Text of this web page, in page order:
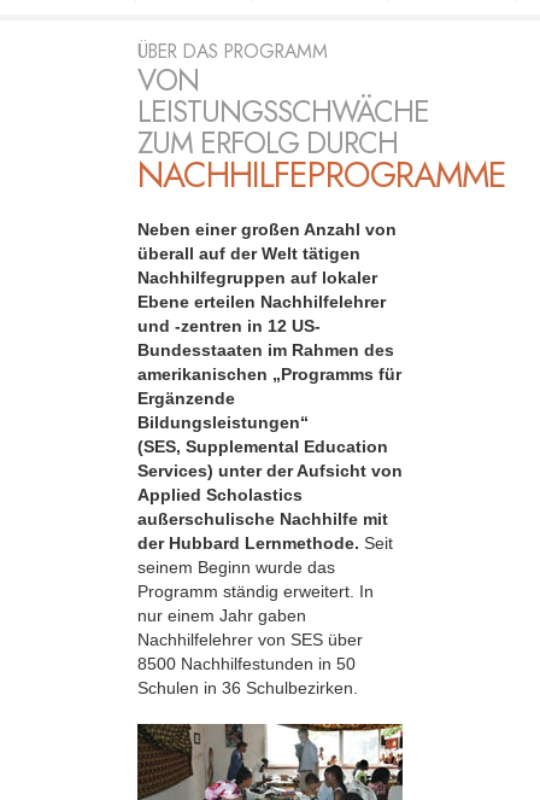
ÜBER DAS PROGRAMM
VON
LEISTUNGSSCHWÄCHE
ZUM ERFOLG DURCH
NACHHILFEPROGRAMME
Neben einer großen Anzahl von
überall auf der Welt tätigen
Nachhilfegruppen auf lokaler
Ebene erteilen Nachhilfelehrer
und -zentren in 12 US-
Bundesstaaten im Rahmen des
amerikanischen „Programms für
Ergänzende
Bildungsleistungen“
(SES, Supplemental Education
Services) unter der Aufsicht von
Applied Scholastics
außerschulische Nachhilfe mit
der Hubbard Lernmethode. Seit
seinem Beginn wurde das
Programm ständig erweitert. In
nur einem Jahr gaben
Nachhilfelehrer von SES über
8500 Nachhilfestunden in 50
Schulen in 36 Schulbezirken.